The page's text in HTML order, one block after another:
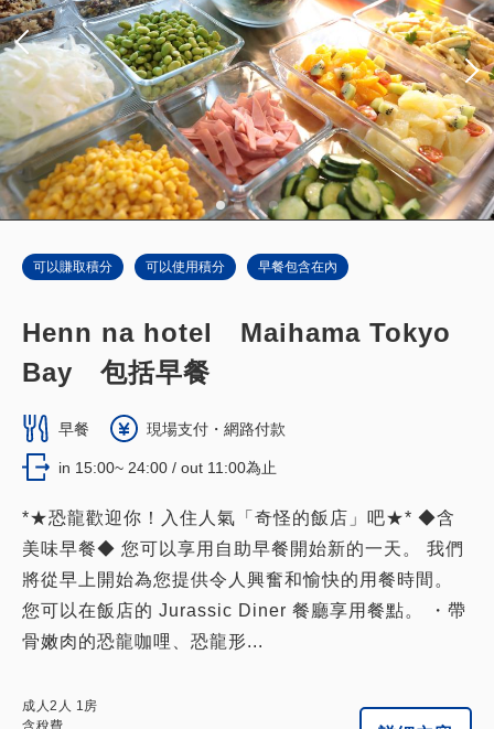
含稅費
會員費用 16,290JPY
成人2人1房
含稅費
合計 18,100JPY
單人床／寬90-130公分×2 有 Wi-fi（免費）
只有1間 詳細內容 現在立刻預訂
可以賺取積分 可以使用積分 早餐包含在內
Henn na hotel Maihama Tokyo
Bay 包括早餐
早餐 現場支付・網路付款
in 15:00~ 24:00 / out 11:00為止
*★恐龍歡迎你！入住人氣「奇怪的飯店」吧★* ◆含
美味早餐◆ 您可以享用自助早餐開始新的一天。 我們
將從早上開始為您提供令人興奮和愉快的用餐時間。
您可以在飯店的 Jurassic Diner 餐廳享用餐點。 ・帶
骨嫩肉的恐龍咖哩、恐龍形...
成人2 人 1房
含稅費